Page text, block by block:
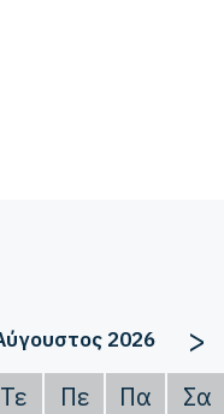
2026 >
Τε Πε Πα Σα